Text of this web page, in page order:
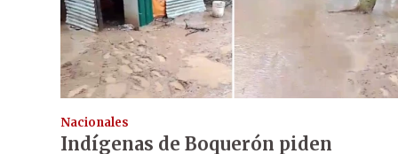
Nacionales
Indígenas de Boquerón piden